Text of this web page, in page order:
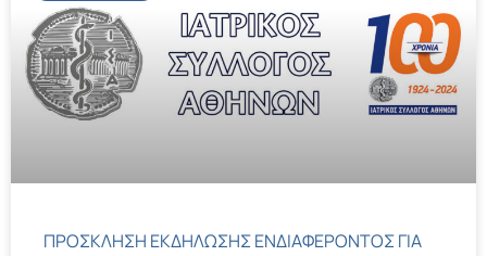
ΠΡΟΣΚΛΗΣΗ ΕΚΔΗΛΩΣΗΣ ΕΝΔΙΑΦΕΡΟΝΤΟΣ ΓΙΑ